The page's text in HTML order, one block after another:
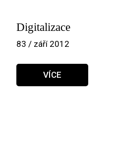
Digitalizace
83 / září 2012
VÍCE